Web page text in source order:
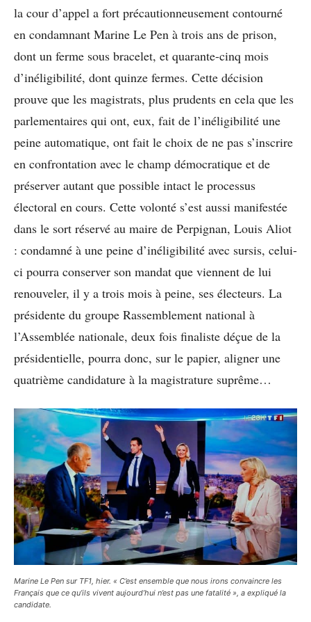
la cour d’appel a fort précautionneusement contourné
en condamnant Marine Le Pen à trois ans de prison,
dont un ferme sous bracelet, et quarante-cinq mois
d’inéligibilité, dont quinze fermes. Cette décision
prouve que les magistrats, plus prudents en cela que les
parlementaires qui ont, eux, fait de l’inéligibilité une
peine automatique, ont fait le choix de ne pas s’inscrire
en confrontation avec le champ démocratique et de
préserver autant que possible intact le processus
électoral en cours. Cette volonté s’est aussi manifestée
dans le sort réservé au maire de Perpignan, Louis Aliot
: condamné à une peine d’inéligibilité avec sursis, celui-
ci pourra conserver son mandat que viennent de lui
renouveler, il y a trois mois à peine, ses électeurs. La
présidente du groupe Rassemblement national à
l’Assemblée nationale, deux fois finaliste déçue de la
présidentielle, pourra donc, sur le papier, aligner une
quatrième candidature à la magistrature suprême…
Marine Le Pen sur TF1, hier. « C’est ensemble que nous irons convaincre les
Français que ce qu’ils vivent aujourd’hui n’est pas une fatalité », a expliqué la
candidate.